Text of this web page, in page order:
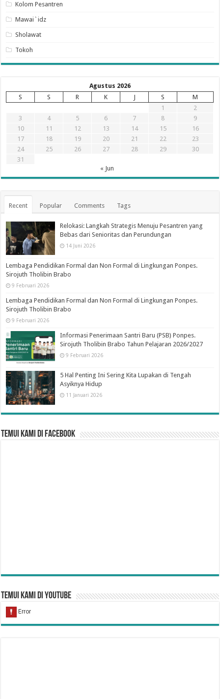
Kolom Pesantren
Mawai`idz
Sholawat
Tokoh
Agustus 2026
S
S R K J S
M
1
2
3
4 5 6 7 8
9
10
11 12 13 14 15
16
17
18 19 20 21 22
23
24
25 26 27 28 29
30
31
« Jun
Recent Popular Comments Tags
Relokasi: Langkah Strategis Menuju Pesantren yang
Bebas dari Senioritas dan Perundungan
14 Juni 2026
Lembaga Pendidikan Formal dan Non Formal di Lingkungan Ponpes.
Sirojuth Tholibin Brabo
9 Februari 2026
Lembaga Pendidikan Formal dan Non Formal di Lingkungan Ponpes.
Sirojuth Tholibin Brabo
9 Februari 2026
Informasi Penerimaan Santri Baru (PSB) Ponpes.
Sirojuth Tholibin Brabo Tahun Pelajaran 2026/2027
9 Februari 2026
5 Hal Penting Ini Sering Kita Lupakan di Tengah
Asyiknya Hidup
11 Januari 2026
Temui Kami di Facebook
Temui Kami di YouTube